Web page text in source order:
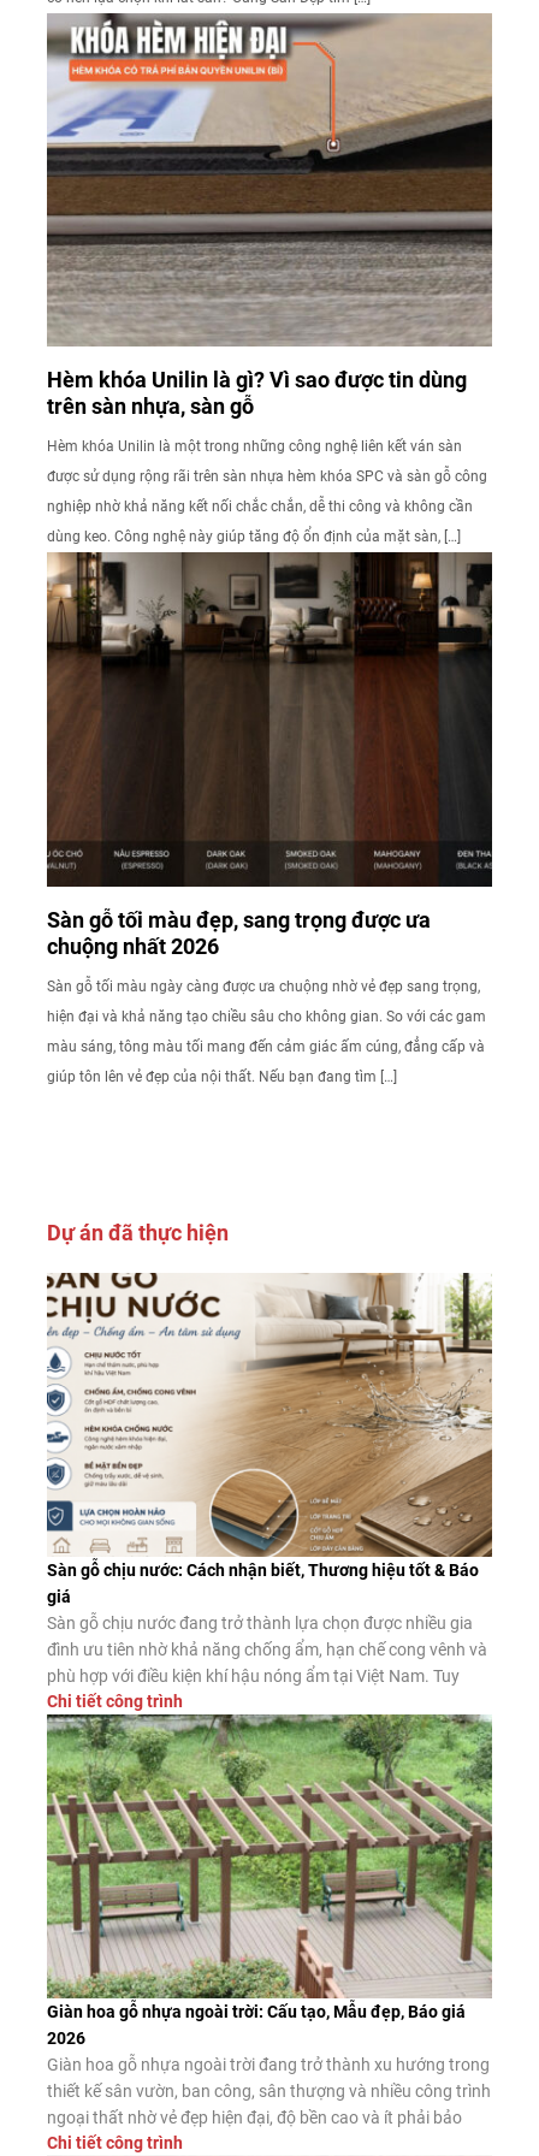
Hèm khóa Unilin là gì? Vì sao được tin dùng
trên sàn nhựa, sàn gỗ
Hèm khóa Unilin là một trong những công nghệ liên kết ván sàn
được sử dụng rộng rãi trên sàn nhựa hèm khóa SPC và sàn gỗ công
nghiệp nhờ khả năng kết nối chắc chắn, dễ thi công và không cần
dùng keo. Công nghệ này giúp tăng độ ổn định của mặt sàn, […]
Sàn gỗ tối màu đẹp, sang trọng được ưa
chuộng nhất 2026
Sàn gỗ tối màu ngày càng được ưa chuộng nhờ vẻ đẹp sang trọng,
hiện đại và khả năng tạo chiều sâu cho không gian. So với các gam
màu sáng, tông màu tối mang đến cảm giác ấm cúng, đẳng cấp và
giúp tôn lên vẻ đẹp của nội thất. Nếu bạn đang tìm […]
Dự án đã thực hiện
Sàn gỗ chịu nước: Cách nhận biết, Thương hiệu tốt & Báo
giá
Sàn gỗ chịu nước đang trở thành lựa chọn được nhiều gia
đình ưu tiên nhờ khả năng chống ẩm, hạn chế cong vênh và
phù hợp với điều kiện khí hậu nóng ẩm tại Việt Nam. Tuy
nhiên, không phải sản phẩm nào được quảng cáo là “chịu
nước” cũng có chất lượng như […]
Chi tiết công trình
Giàn hoa gỗ nhựa ngoài trời: Cấu tạo, Mẫu đẹp, Báo giá
2026
Giàn hoa gỗ nhựa ngoài trời đang trở thành xu hướng trong
thiết kế sân vườn, ban công, sân thượng và nhiều công trình
ngoại thất nhờ vẻ đẹp hiện đại, độ bền cao và ít phải bảo
dưỡng. Đây là giải pháp thay thế hiệu quả cho giàn hoa gỗ
Chi tiết công trình